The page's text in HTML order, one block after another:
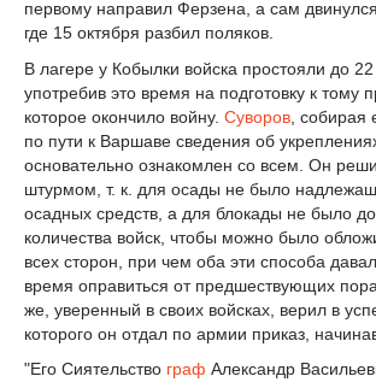
первому направил Ферзена, а сам
где 15 октября разбил поляков.
В лагере у Кобылки войска простояли до 22
употребив это время на подготовку к тому
которое окончило войну. Суворов ,
по пути к Варшаве сведения об
основательно ознакомлен со всем. Он
штурмом, т. к. для осады не было
осадных средств, а для блокады не было
количества войск, чтобы можно было
всех сторон, при чем оба эти способа
время оправиться от предшествующих
же, уверенный в своих войсках, верил в
которого он отдал по армии приказ,
"Его Сиятельство граф Александр